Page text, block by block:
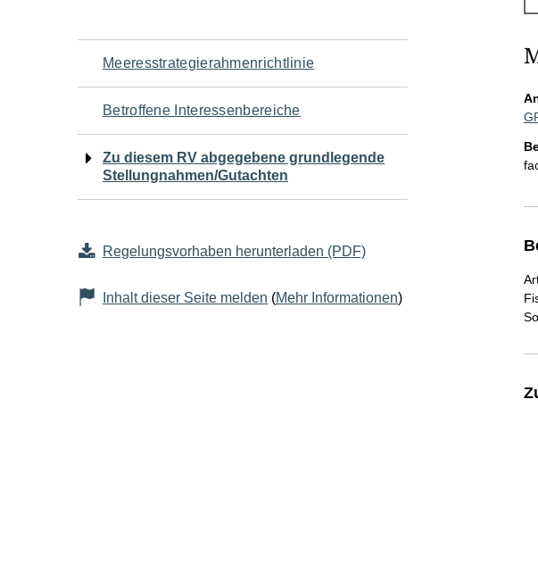
Navigation
für
den
Seiteninhalt
Meeresstrategierahmenrichtlinie
Betroffene Interessenbereiche
Zu diesem RV abgegebene grundlegende
Stellungnahmen/Gutachten
Regelungsvorhaben herunterladen (PDF)
Inhalt dieser Seite melden (Mehr Informationen)